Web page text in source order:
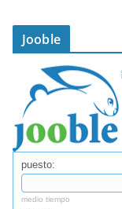
Jooble
puesto:
medio tiempo